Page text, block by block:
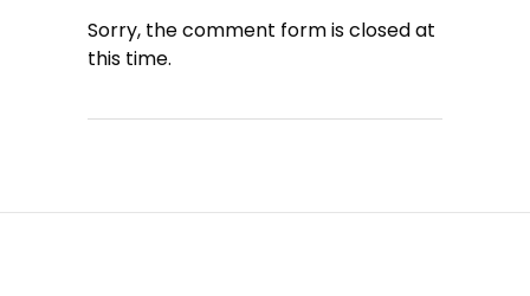
Sorry, the comment form is closed at
this time.